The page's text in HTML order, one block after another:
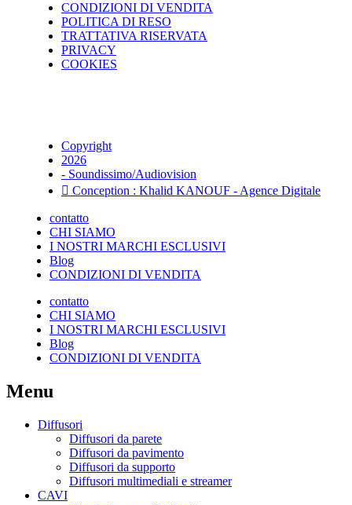
CONDIZIONI DI VENDITA
POLITICA DI RESO
TRATTATIVA RISERVATA
PRIVACY
COOKIES
Copyright
2026
- Soundissimo/Audiovision
Conception : Khalid KANOUF - Agence Digitale
contatto
CHI SIAMO
I NOSTRI MARCHI ESCLUSIVI
Blog
CONDIZIONI DI VENDITA
contatto
CHI SIAMO
I NOSTRI MARCHI ESCLUSIVI
Blog
CONDIZIONI DI VENDITA
Menu
Diffusori
Diffusori da parete
Diffusori da pavimento
Diffusori da supporto
Diffusori multimediali e streamer
CAVI